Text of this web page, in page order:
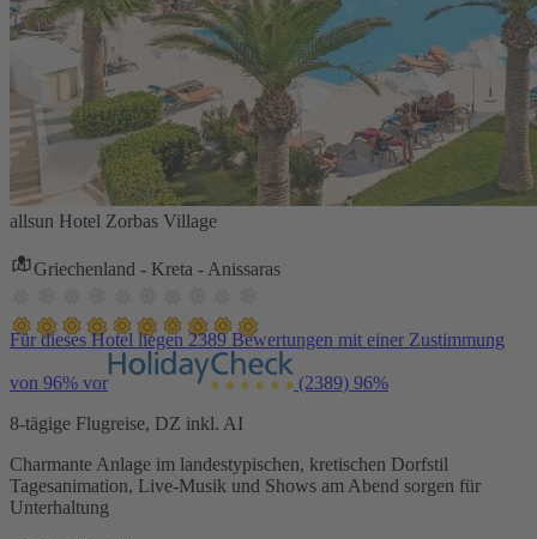
allsun Hotel Zorbas Village
Griechenland - Kreta - Anissaras
Für dieses Hotel liegen 2389 Bewertungen mit einer Zustimmung
von 96% vor (2389) 96%
8-tägige Flugreise, DZ inkl. AI
Charmante Anlage im landestypischen, kretischen Dorfstil
Tagesanimation, Live-Musik und Shows am Abend sorgen für
Unterhaltung